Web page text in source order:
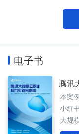
电子书
腾讯
本案
小红
大规